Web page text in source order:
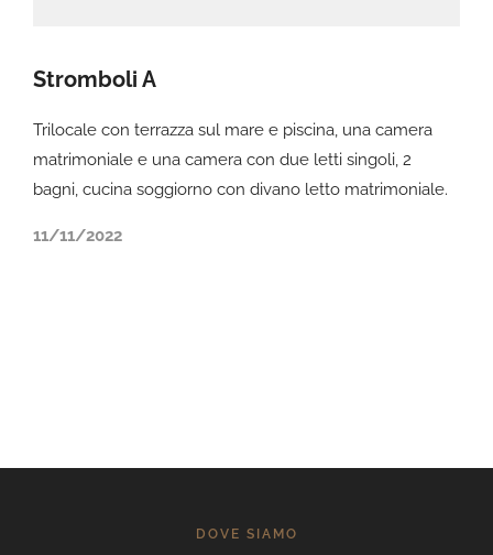
Stromboli A
Trilocale con terrazza sul mare e piscina, una camera
matrimoniale e una camera con due letti singoli, 2
bagni, cucina soggiorno con divano letto matrimoniale.
11/11/2022
DOVE SIAMO